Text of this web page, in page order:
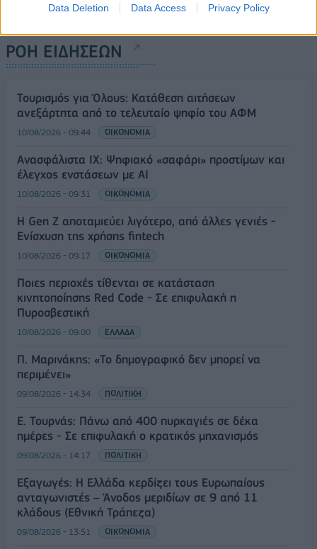
Data Deletion Data Access Privacy Policy
ΡΟΗ ΕΙΔΗΣΕΩΝ
Τουρισμός για Όλους: Kατάθεση αιτήσεων
ανεξάρτητα από το τελευταίο ψηφίο του ΑΦΜ
10/08/2026 - 09:44 ΟΙΚΟΝΟΜΙΑ
Ανασφάλιστα ΙΧ: Ψηφιακό «σαφάρι» προστίμων και
έλεγχος ενστάσεων με AI
10/08/2026 - 09:31 ΟΙΚΟΝΟΜΙΑ
Η Gen Z αποταμιεύει λιγότερο, από άλλες γενιές -
Ενίσχυση της χρήσης fintech
10/08/2026 - 09:17 ΟΙΚΟΝΟΜΙΑ
Ποιες περιοχές τίθενται σε κατάσταση
κινητοποίησης Red Code - Σε επιφυλακή η
Πυροσβεστική
10/08/2026 - 09:00 ΕΛΛΑΔΑ
Π. Μαρινάκης: «Το δημογραφικό δεν μπορεί να
περιμένει»
09/08/2026 - 14:34 ΠΟΛΙΤΙΚΗ
Ε. Τουρνάς: Πάνω από 400 πυρκαγιές σε δέκα
ημέρες - Σε επιφυλακή ο κρατικός μηχανισμός
09/08/2026 - 14:17 ΠΟΛΙΤΙΚΗ
Εξαγωγές: Η Ελλάδα κερδίζει τους Ευρωπαίους
ανταγωνιστές – Άνοδος μεριδίων σε 9 από 11
κλάδους (Εθνική Τράπεζα)
09/08/2026 - 13:51 ΟΙΚΟΝΟΜΙΑ